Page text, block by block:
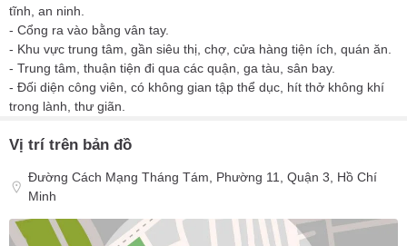
tĩnh, an ninh.
- Cổng ra vào bằng vân tay.
- Khu vực trung tâm, gần siêu thị, chợ, cửa hàng tiện ích, quán ăn.
- Trung tâm, thuận tiện đi qua các quận, ga tàu, sân bay.
- Đối diện công viên, có không gian tập thể dục, hít thở không khí
trong lành, thư giãn.
Vị trí trên bản đồ
Đường Cách Mạng Tháng Tám, Phường 11, Quận 3, Hồ Chí
Minh